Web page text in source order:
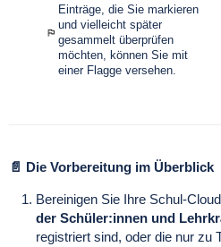
Einträge, die Sie markieren
und vielleicht später
gesammelt überprüfen
möchten, können Sie mit
einer Flagge versehen.
📄 Die Vorbereitung im Überblick
Bereinigen Sie Ihre Schul-
der Schüler:innen und
registriert sind, oder die nur zu